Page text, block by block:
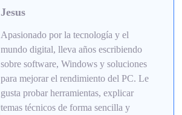
Jesus
Apasionado por la tecnología y el
mundo digital, lleva años escribiendo
sobre software, Windows y soluciones
para mejorar el rendimiento del PC. Le
gusta probar herramientas, explicar
temas técnicos de forma sencilla y